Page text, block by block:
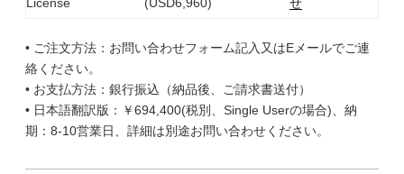
• ご注文方法：お問い合わせフォーム記入又はEメールでご連
絡ください。
• お支払方法：銀行振込（納品後、ご請求書送付）
• 日本語翻訳版：￥694,400(税別、Single Userの場合)、納
期：8-10営業日、詳細は別途お問い合わせください。